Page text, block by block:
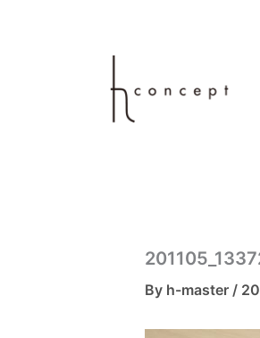
By h-master /